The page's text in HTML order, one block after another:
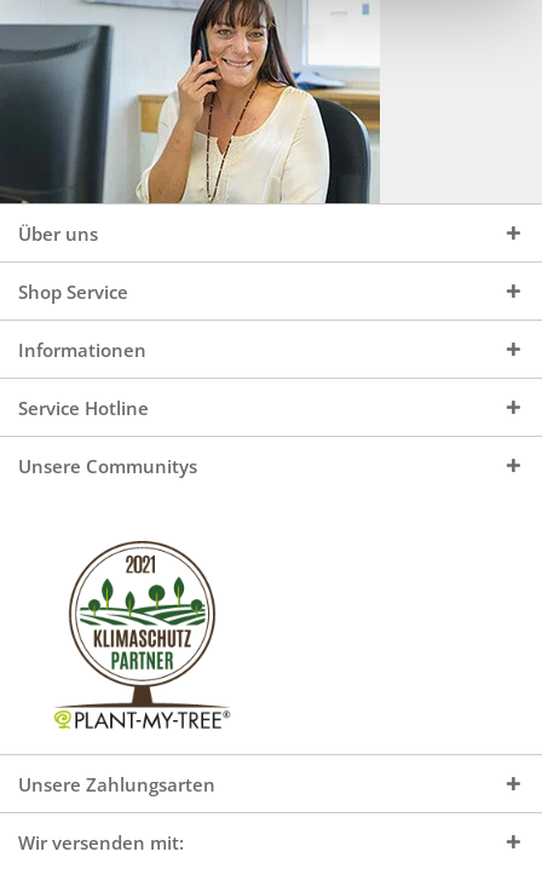
Über uns
Shop Service
Informationen
Service Hotline
Unsere Communitys
Unsere Zahlungsarten
Wir versenden mit: